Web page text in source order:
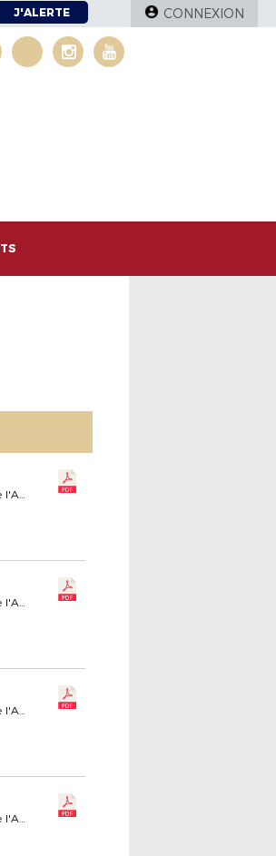
J'ALERTE CONNEXION
Commission Régionale du Statut de l'Arbitrage
Commission Régionale du Statut de l'Arbitrage
Commission Régionale du Statut de l'Arbitrage
Commission Régionale du Statut de l'Arbitrage